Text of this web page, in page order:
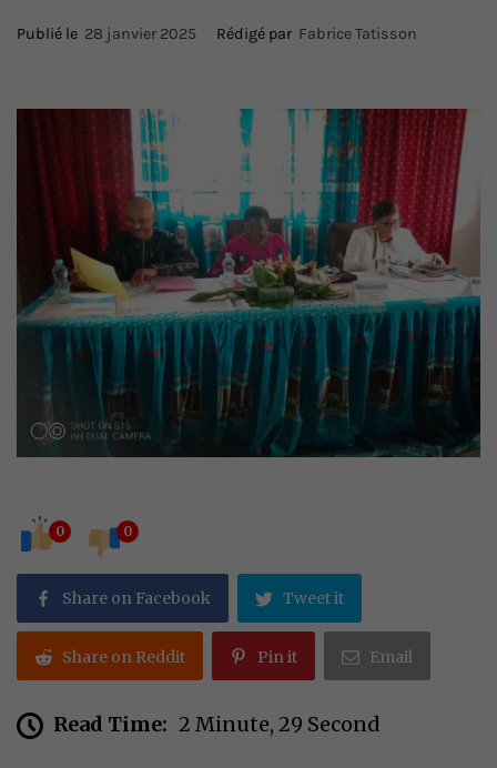
Publié le 28 janvier 2025 Rédigé par Fabrice Tatisson
0 0
Share on Facebook Tweet it
Share on Reddit Pin it Email
Read Time: 2 Minute, 29 Second